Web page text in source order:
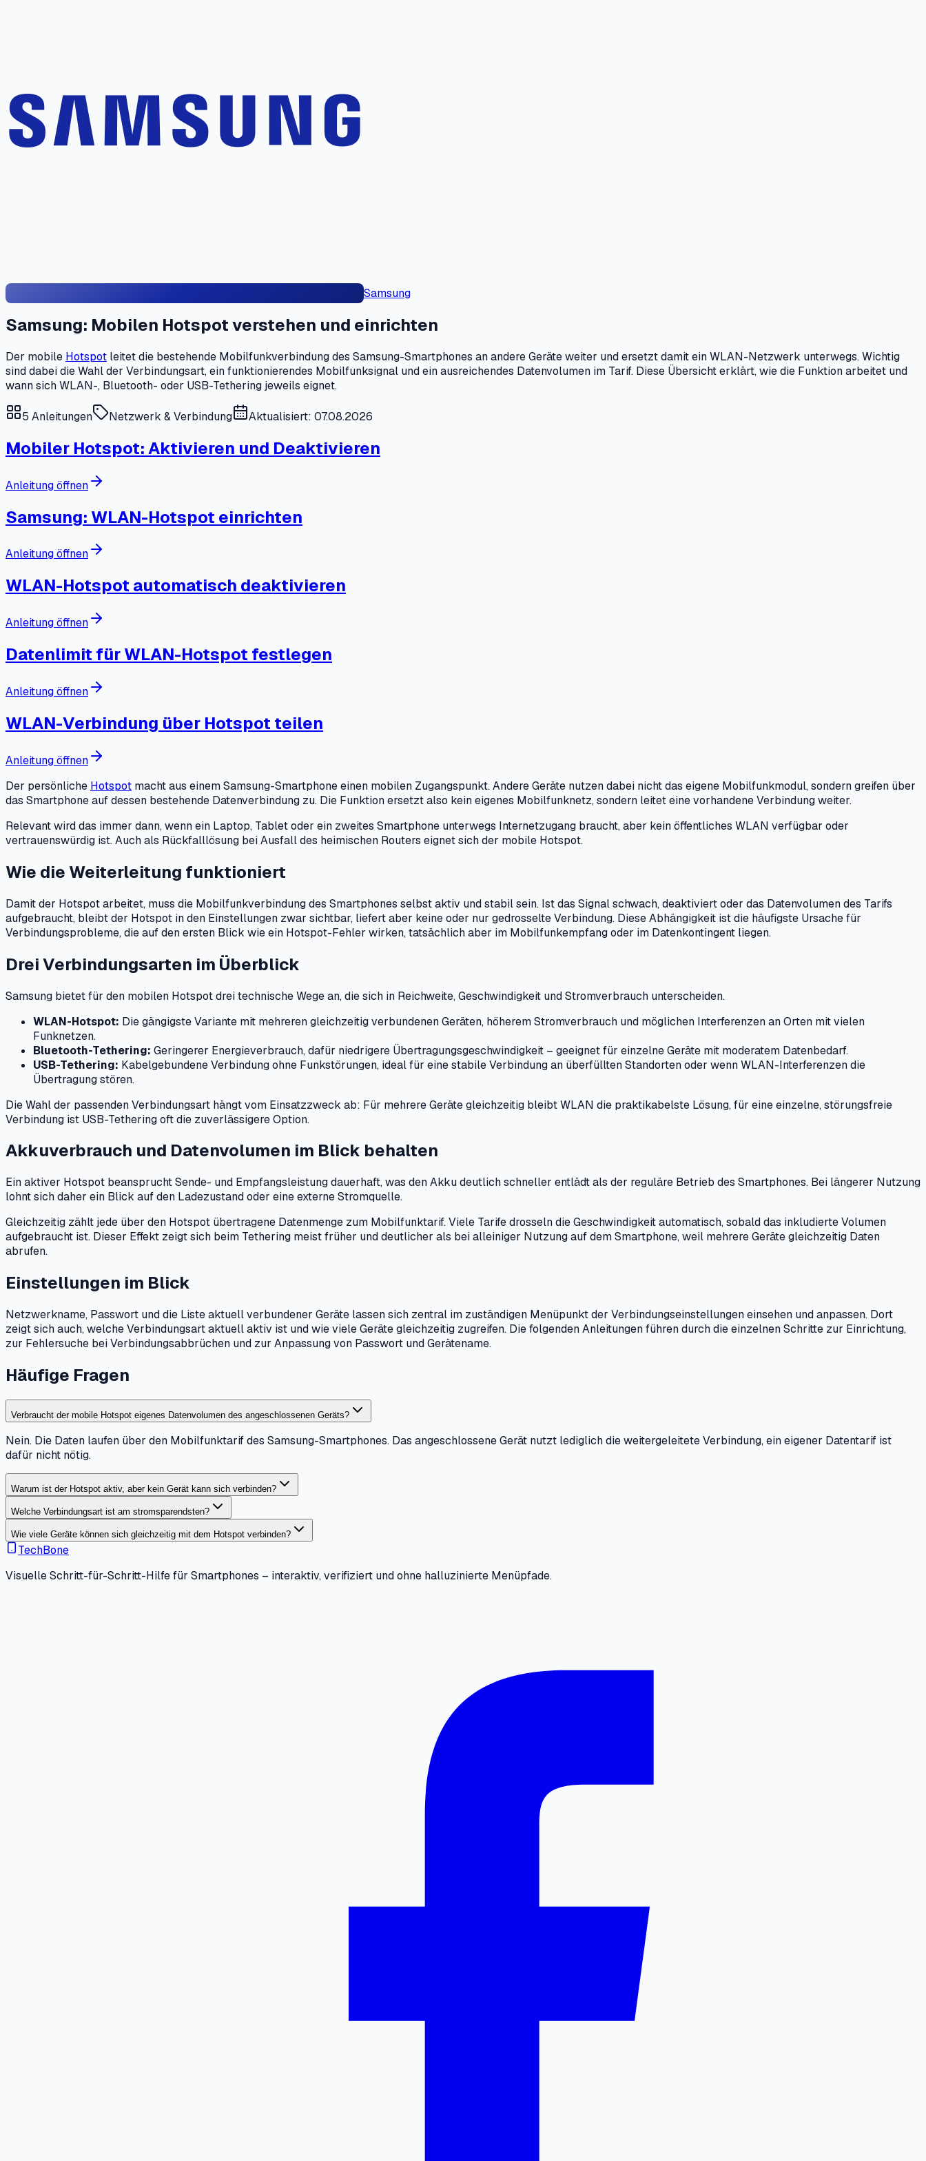
Samsung
Samsung: Mobilen Hotspot verstehen und einrichten
Der mobile Hotspot leitet die bestehende Mobilfunkverbindung des Samsung-Smartphones an andere Geräte weiter und ersetzt damit ein WLAN-Netzwerk unterwegs. Wichtig
sind dabei die Wahl der Verbindungsart, ein funktionierendes Mobilfunksignal und ein ausreichendes Datenvolumen im Tarif. Diese Übersicht erklärt, wie die Funktion arbeitet und
wann sich WLAN-, Bluetooth- oder USB-Tethering jeweils eignet.
5 Anleitungen Netzwerk & Verbindung Aktualisiert: 07.08.2026
Mobiler Hotspot: Aktivieren und Deaktivieren
Anleitung öffnen
Samsung: WLAN-Hotspot einrichten
Anleitung öffnen
WLAN-Hotspot automatisch deaktivieren
Anleitung öffnen
Datenlimit für WLAN-Hotspot festlegen
Anleitung öffnen
WLAN-Verbindung über Hotspot teilen
Anleitung öffnen
Der persönliche Hotspot macht aus einem Samsung-Smartphone einen mobilen Zugangspunkt. Andere Geräte nutzen dabei nicht das eigene Mobilfunkmodul, sondern greifen über
das Smartphone auf dessen bestehende Datenverbindung zu. Die Funktion ersetzt also kein eigenes Mobilfunknetz, sondern leitet eine vorhandene Verbindung weiter.
Relevant wird das immer dann, wenn ein Laptop, Tablet oder ein zweites Smartphone unterwegs Internetzugang braucht, aber kein öffentliches WLAN verfügbar oder
vertrauenswürdig ist. Auch als Rückfalllösung bei Ausfall des heimischen Routers eignet sich der mobile Hotspot.
Wie die Weiterleitung funktioniert
Damit der Hotspot arbeitet, muss die Mobilfunkverbindung des Smartphones selbst aktiv und stabil sein. Ist das Signal schwach, deaktiviert oder das Datenvolumen des Tarifs
aufgebraucht, bleibt der Hotspot in den Einstellungen zwar sichtbar, liefert aber keine oder nur gedrosselte Verbindung. Diese Abhängigkeit ist die häufigste Ursache für
Verbindungsprobleme, die auf den ersten Blick wie ein Hotspot-Fehler wirken, tatsächlich aber im Mobilfunkempfang oder im Datenkontingent liegen.
Drei Verbindungsarten im Überblick
Samsung bietet für den mobilen Hotspot drei technische Wege an, die sich in Reichweite, Geschwindigkeit und Stromverbrauch unterscheiden.
WLAN-Hotspot: Die gängigste Variante mit mehreren gleichzeitig verbundenen Geräten, höherem Stromverbrauch und möglichen Interferenzen an Orten mit vielen
Funknetzen.
Bluetooth-Tethering: Geringerer Energieverbrauch, dafür niedrigere Übertragungsgeschwindigkeit – geeignet für einzelne Geräte mit moderatem Datenbedarf.
USB-Tethering: Kabelgebundene Verbindung ohne Funkstörungen, ideal für eine stabile Verbindung an überfüllten Standorten oder wenn WLAN-Interferenzen die
Übertragung stören.
Die Wahl der passenden Verbindungsart hängt vom Einsatzzweck ab: Für mehrere Geräte gleichzeitig bleibt WLAN die praktikabelste Lösung, für eine einzelne, störungsfreie
Verbindung ist USB-Tethering oft die zuverlässigere Option.
Akkuverbrauch und Datenvolumen im Blick behalten
Ein aktiver Hotspot beansprucht Sende- und Empfangsleistung dauerhaft, was den Akku deutlich schneller entlädt als der reguläre Betrieb des Smartphones. Bei längerer Nutzung
lohnt sich daher ein Blick auf den Ladezustand oder eine externe Stromquelle.
Gleichzeitig zählt jede über den Hotspot übertragene Datenmenge zum Mobilfunktarif. Viele Tarife drosseln die Geschwindigkeit automatisch, sobald das inkludierte Volumen
aufgebraucht ist. Dieser Effekt zeigt sich beim Tethering meist früher und deutlicher als bei alleiniger Nutzung auf dem Smartphone, weil mehrere Geräte gleichzeitig Daten
abrufen.
Einstellungen im Blick
Netzwerkname, Passwort und die Liste aktuell verbundener Geräte lassen sich zentral im zuständigen Menüpunkt der Verbindungseinstellungen einsehen und anpassen. Dort
zeigt sich auch, welche Verbindungsart aktuell aktiv ist und wie viele Geräte gleichzeitig zugreifen. Die folgenden Anleitungen führen durch die einzelnen Schritte zur Einrichtung,
zur Fehlersuche bei Verbindungsabbrüchen und zur Anpassung von Passwort und Gerätename.
Häufige Fragen
Verbraucht der mobile Hotspot eigenes Datenvolumen des angeschlossenen Geräts?
Nein. Die Daten laufen über den Mobilfunktarif des Samsung-Smartphones. Das angeschlossene Gerät nutzt lediglich die weitergeleitete Verbindung, ein eigener Datentarif ist
dafür nicht nötig.
Warum ist der Hotspot aktiv, aber kein Gerät kann sich verbinden?
Welche Verbindungsart ist am stromsparendsten?
Wie viele Geräte können sich gleichzeitig mit dem Hotspot verbinden?
TechBone
Visuelle Schritt-für-Schritt-Hilfe für Smartphones – interaktiv, verifiziert und ohne halluzinierte Menüpfade.